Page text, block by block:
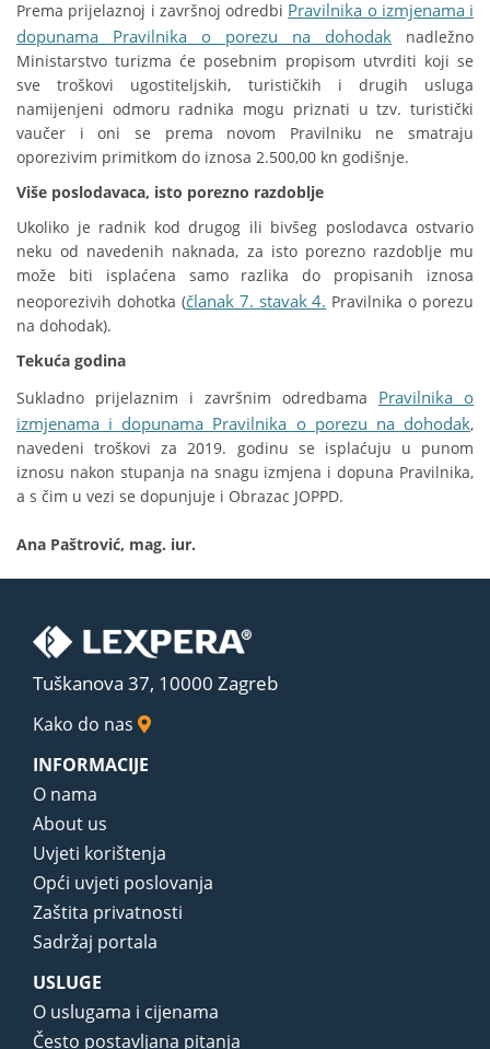
Prema prijelaznoj i završnoj odredbi Pravilnika o izmjenama i
dopunama Pravilnika o porezu na dohodak nadležno
Ministarstvo turizma će posebnim propisom utvrditi koji se
sve troškovi ugostiteljskih, turističkih i drugih usluga
namijenjeni odmoru radnika mogu priznati u tzv. turistički
vaučer i oni se prema novom Pravilniku ne smatraju
oporezivim primitkom do iznosa 2.500,00 kn godišnje.
Više poslodavaca, isto porezno razdoblje
Ukoliko je radnik kod drugog ili bivšeg poslodavca ostvario
neku od navedenih naknada, za isto porezno razdoblje mu
može biti isplaćena samo razlika do propisanih iznosa
neoporezivih dohotka (članak 7. stavak 4. Pravilnika o porezu
na dohodak).
Tekuća godina
Sukladno prijelaznim i završnim odredbama Pravilnika o
izmjenama i dopunama Pravilnika o porezu na dohodak,
navedeni troškovi za 2019. godinu se isplaćuju u punom
iznosu nakon stupanja na snagu izmjena i dopuna Pravilnika,
a s čim u vezi se dopunjuje i Obrazac JOPPD.
Ana Paštrović, mag. iur.
Tuškanova 37, 10000 Zagreb
Kako do nas
INFORMACIJE
O nama
About us
Uvjeti korištenja
Opći uvjeti poslovanja
Zaštita privatnosti
Sadržaj portala
USLUGE
O uslugama i cijenama
Često postavljana pitanja